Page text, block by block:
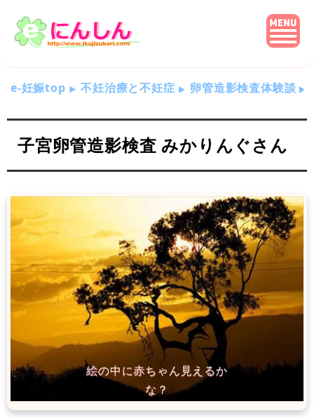
e-妊娠top 不妊治療と不妊症 卵管造影検査体験談
子宮卵管造影検査 みかりんぐさん